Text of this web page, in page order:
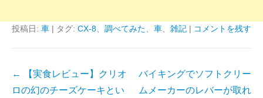
投稿日: 車 | タグ: CX-8、 調べてみた、 車、 雑記 | コメントを残す
投
稿
←
【実食レビュー】クリオ
ロの幻のチーズケーキとい
バイキングでソフトクリー
ムメーカーのレバーが取れ